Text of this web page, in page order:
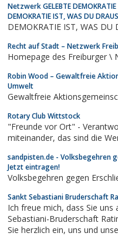
Netzwerk GELEBTE
DEMOKRATIE IST, WAS DU
DEMOKRATIE
Recht auf Stadt – Netzwerk
Homepage des Freiburger \
Robin Wood – Gewaltfreie
Umwelt
Gewaltfreie
Rotary Club Wittstock
"Freunde vor Ort" -
miteinander, das sind
sandpisten.de - Volksbegehren
Jetzt eintragen!
Volksbegehren gegen
Sankt Sebastiani Bruderschaft
Ich freue mich, dass Sie uns auf dem Internet Portal der St.
Sebastiani-Bruderschaft
Sie herzlich ein, uns und unsere Ideale näher kennen zu lernen.